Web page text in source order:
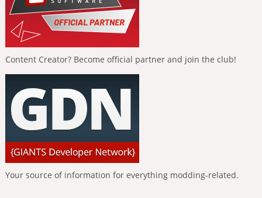
Content Creator? Become official partner and join the club!
Your source of information for everything modding-related.